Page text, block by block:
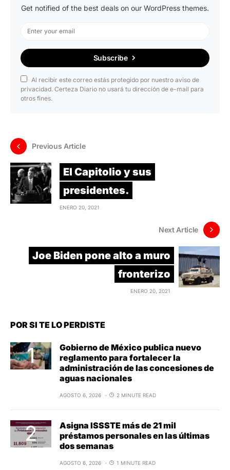
Get notified of the best deals on our WordPress themes.
Subscribe
Al recibir este correo estás protegido por nuestro aviso de
privacidad. Certeza Diario no usará tu dirección de e-mail para
otros fines.
Previous Article
El Capitolio y sus
presidentes.
ENERO 20, 2021
Next Article
Joe Biden pone alto a muro
fronterizo
ENERO 20, 2021
POR SI TE LO PERDISTE
Gobierno de México publica nuevo
reglamento para fortalecer la
administración de las concesiones de
aguas nacionales
AGOSTO 6, 2026 2 MINUTE READ
Asigna ISSSTE más de 21 mil
préstamos personales en las últimas
dos semanas
AGOSTO 6, 2026 1 MINUTE READ